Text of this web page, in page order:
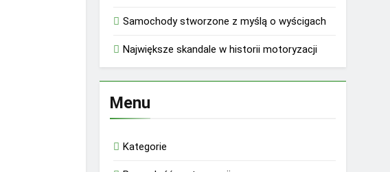
Samochody stworzone z myślą o wyścigach
Największe skandale w historii motoryzacji
Menu
Kategorie